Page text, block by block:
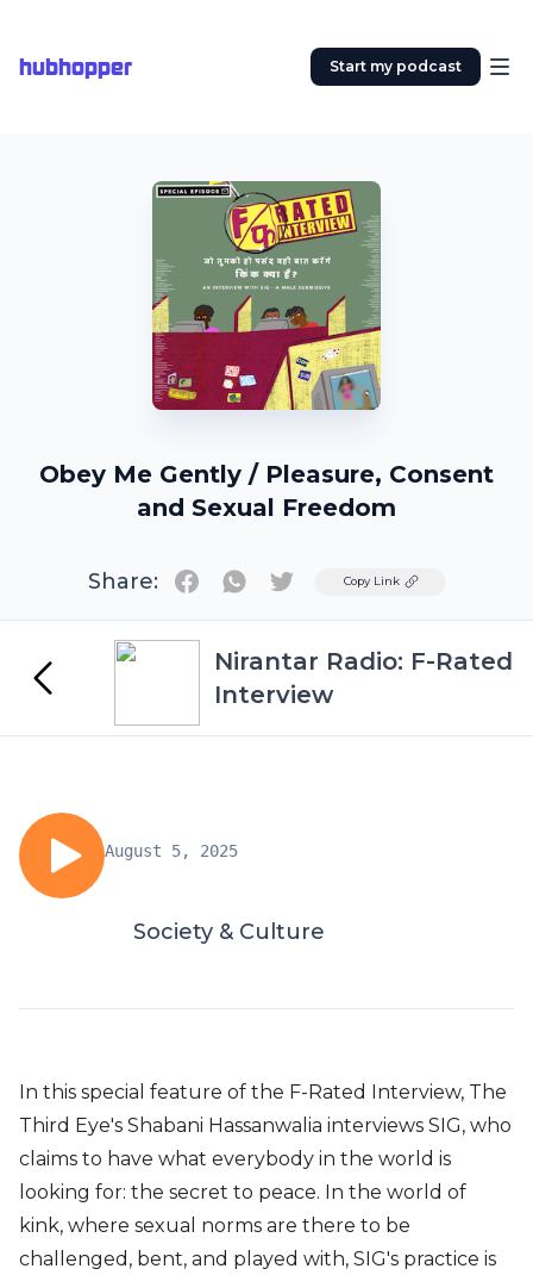
hubhopper Start my podcast
Obey Me Gently / Pleasure, Consent
and Sexual Freedom
Share: TwitterCopy Link
Nirantar Radio: F-Rated
Interview
August 5, 2025
Society & Culture
In this special feature of the F-Rated Interview, The
Third Eye's Shabani Hassanwalia interviews SIG, who
claims to have what everybody in the world is
looking for: the secret to peace. In the world of
kink, where sexual norms are there to be
challenged, bent, and played with, SIG's practice is